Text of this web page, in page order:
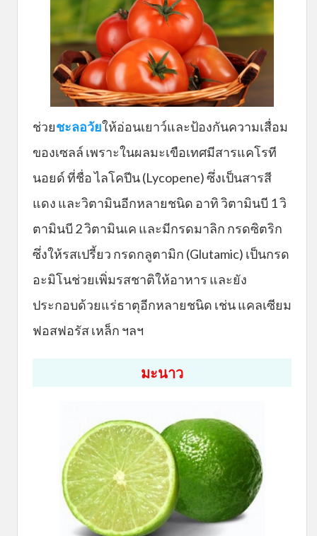
ช่วยชะลอวัยให้อ่อนเยาว์และป้องกันความเสื่อม
ของเซลล์ เพราะในผลมะเขือเทศมีสารแคโรที
นอยด์ ที่ชื่อ ไลโคปีน (Lycopene) ซึ่งเป็นสารสี
แดง และวิตามินอีกหลายชนิด อาทิ วิตามินบี 1 วิ
ตามินบี 2 วิตามินเค และมีกรดมาลิก กรดซิตริก
ซึ่งให้รสเปรี้ยว กรดกลูตามิก (Glutamic) เป็นกรด
อะมิโนช่วยเพิ่มรสชาติให้อาหาร และยัง
ประกอบด้วยแร่ธาตุอีกหลายชนิด เช่น แคลเซียม
ฟอสฟอรัส เหล็ก ฯลฯ
มะนาว